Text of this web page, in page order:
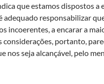
que estamos dispostos
adequado responsabilizar
incoerentes, a encarar a
portanto,
nos seja alcançável, pelo